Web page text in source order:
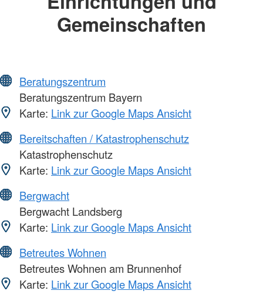
Gemeinschaften
Beratungszentrum
Beratungszentrum Bayern
Karte: Link zur Google Maps Ansicht
Bereitschaften / Katastrophenschutz
Katastrophenschutz
Karte: Link zur Google Maps Ansicht
Bergwacht
Bergwacht Landsberg
Karte: Link zur Google Maps Ansicht
Betreutes Wohnen
Betreutes Wohnen am Brunnenhof
Karte: Link zur Google Maps Ansicht